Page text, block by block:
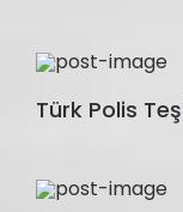
Türk Polis